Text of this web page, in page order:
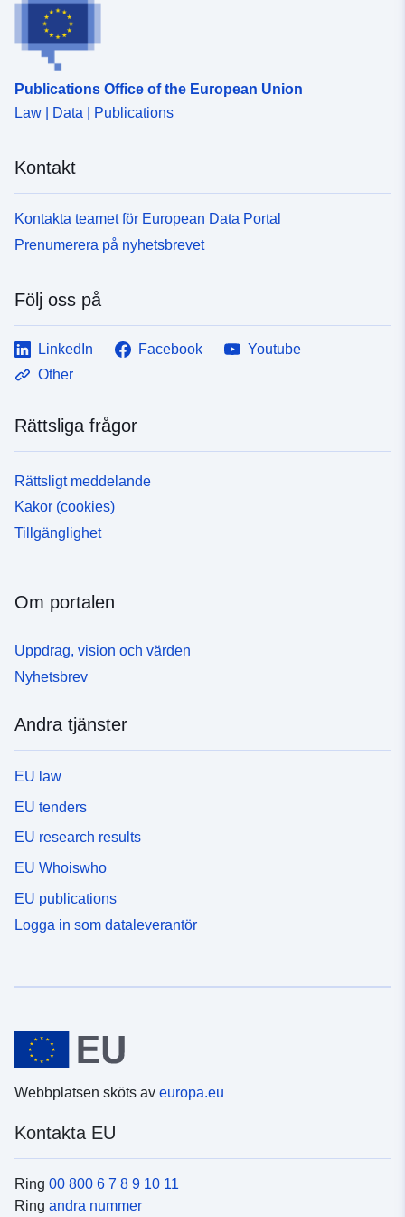
79c1c806741a
Typ:
Resurs:
http://inspire.ec.europa.eu/
Publications Office of the European Union
Law | Data | Publications
Kontakt
Kontakta teamet för European Data Portal
Prenumerera på nyhetsbrevet
Följ oss på
LinkedIn Facebook
Youtube
Other
Rättsliga frågor
Rättsligt meddelande
Kakor (cookies)
Tillgänglighet
Om portalen
Uppdrag, vision och värden
Nyhetsbrev
Andra tjänster
EU law
EU tenders
EU research results
EU Whoiswho
EU publications
Logga in som dataleverantör
Webbplatsen sköts av europa.eu
Kontakta EU
Ring 00 800 6 7 8 9 10 11
Ring andra nummer